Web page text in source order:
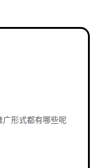
形式都有哪些呢